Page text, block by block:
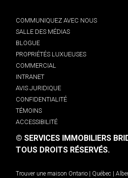
COMMUNIQUEZ AVEC NOUS
SALLE DES MÉDIAS
BLOGUE
PROPRIÉTÉS LUXUEUSES
COMMERCIAL
INTRANET
AVIS JURIDIQUE
CONFIDENTIALITÉ
TÉMOINS
ACCESSIBILITÉ
© SERVICES IMMOBILIERS
TOUS DROITS RÉSERVÉS.
Trouver une maison Ontario Québec